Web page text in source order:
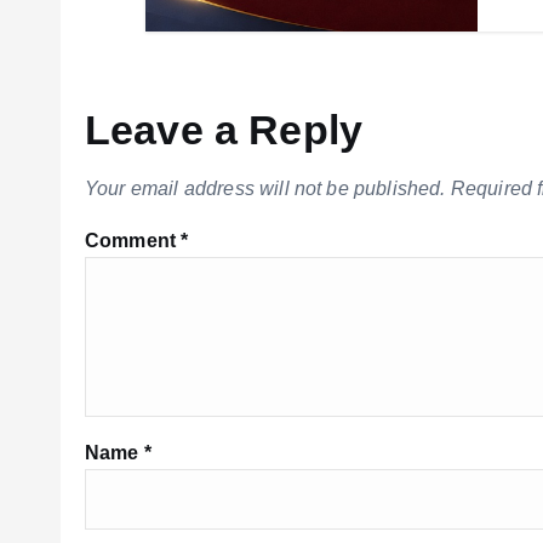
Leave a Reply
Your email address will not be published. Required
Comment*
Name *